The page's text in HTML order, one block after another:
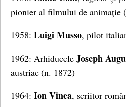
pionier al filmului de animație
1958: Luigi Musso, pilot
1962: Arhiducele Joseph
austriac (n. 1872)
1964: Ion Vinea, scriitor